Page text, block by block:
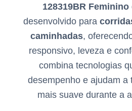
128319BR Feminino
desenvolvido para
caminhadas,
responsivo, leveza e
combina tecnologias
desempenho e ajudam a
mais suave durante a